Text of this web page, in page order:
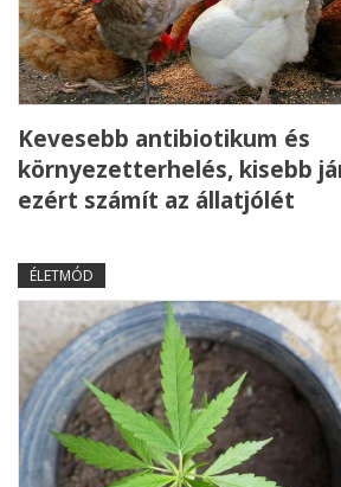
Kevesebb antibiotikum és
környezetterhelés, kisebb
ezért számít az állatjólét
ÉLETMÓD